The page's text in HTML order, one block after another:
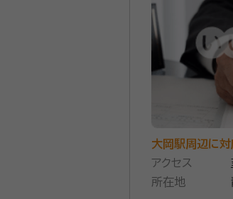
大岡駅周辺に対
アクセス
所在地